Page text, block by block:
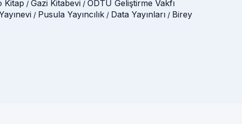
Kitap / Gazi Kitabevi / ODTÜ Geliştirme Vakfı
/ Pusula Yayıncılık / Data Yayınları / Birey